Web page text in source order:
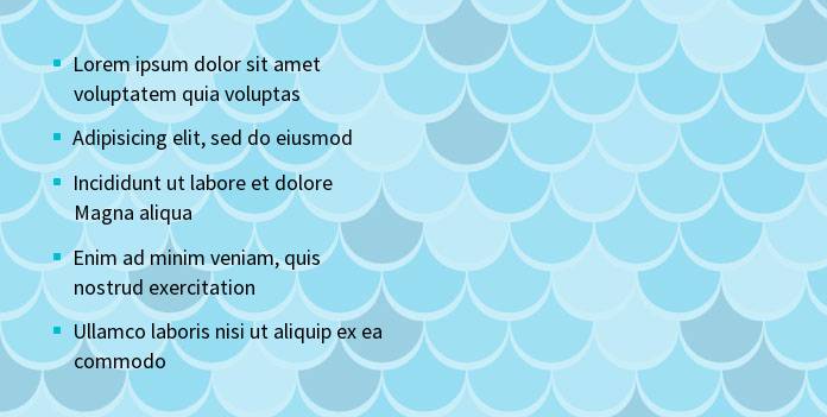
Lorem ipsum dolor sit amet
voluptatem quia voluptas
Adipisicing elit, sed do eiusmod
Incididunt ut labore et dolore
Magna aliqua
Enim ad minim veniam, quis
nostrud exercitation
Ullamco laboris nisi ut aliquip ex ea
commodo